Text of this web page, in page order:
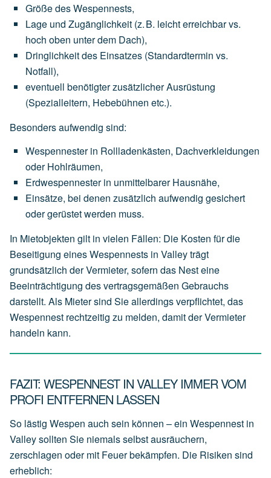
Größe des Wespennests,
Lage und Zugänglichkeit (z.B. leichterreichbarvs.
hoch oben unterdem Dach),
Dringlichkeit des Einsatzes (Standardtermin vs.
Notfall),
eventuell benötigterzusätzlicher Ausrüstung
(Spezialleitern, Hebebühnen etc.).
Besonders aufwendig sind:
Wespennester in Rollladenkästen, Dachverkleidungen
oder Hohlräumen,
Erdwespennester in unmittelbarer Hausnähe,
Einsätze, bei denen zusätzlich aufwendig gesichert
odergerüstetwerden muss.
In Mietobjekten gilt in vielen Fällen: Die Kosten für die
Beseitigung eines Wespennests in Valley trägt
grundsätzlich derVermieter, sofern das Nest eine
Beeinträchtigung des vertragsgemäßen Gebrauchs
darstellt. Als Mieter sind Sie allerdings verpflichtet, das
Wespennest rechtzeitig zu melden, damit der Vermieter
handeln kann.
FAZIT: WESPENNEST IN VALLEY IMMER VOM
PROFI ENTFERNEN LASSEN
So lästig Wespen auch sein können – ein Wespennest in
Valley sollten Sie niemals selbst ausräuchern,
zerschlagen oder mit Feuer bekämpfen. Die Risiken sind
erheblich: